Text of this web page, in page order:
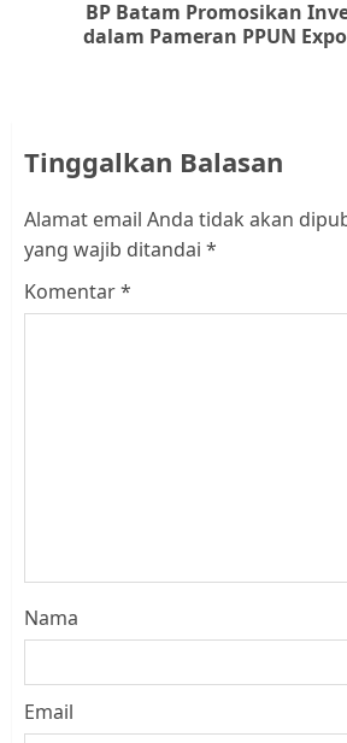
BP Batam Promosikan
dalam Pameran PPUN
Tinggalkan Balasan
Alamat email Anda tidak akan
yang wajib ditandai *
Komentar*
Nama
Email